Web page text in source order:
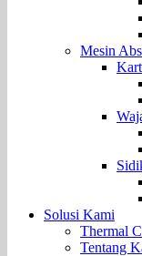
Mesin
Solusi Kami
Thermal
Tentang